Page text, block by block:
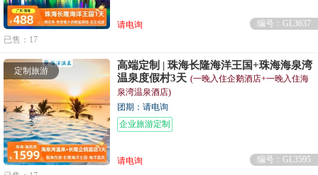
请电询
编号：GL3637
已售：17
定制旅游
高端定制 | 珠海长隆海洋王国+珠海海泉湾
温泉度假村3天 (一晚入住企鹅酒店+一晚入住海
泉湾温泉酒店)
团期：请电询
企业旅游定制
请电询
编号：GL3595